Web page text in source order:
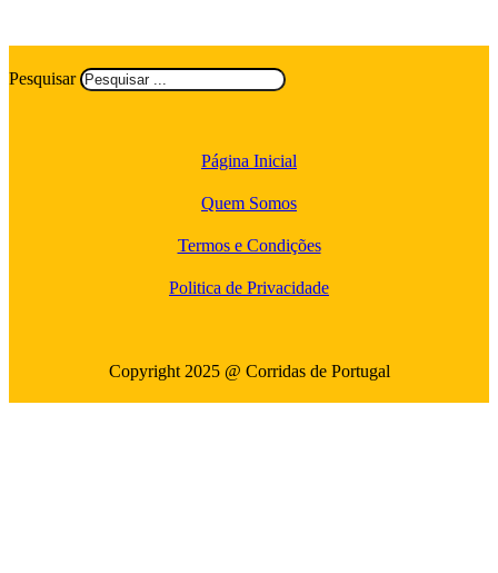
Pesquisar
Página Inicial
Quem Somos
Termos e Condições
Politica de Privacidade
Copyright 2025 @ Corridas de Portugal